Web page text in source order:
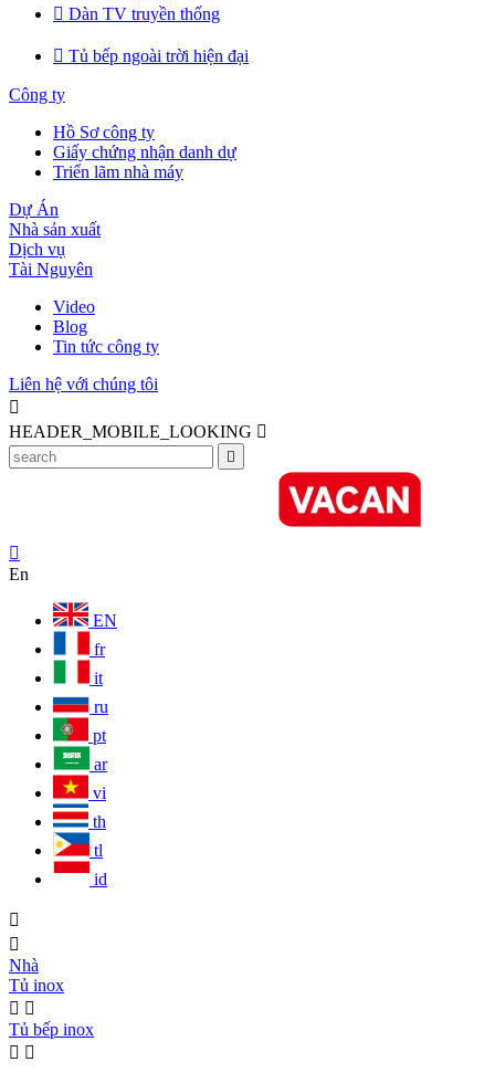
 Dàn TV truyền thống
 Tủ bếp ngoài trời hiện đại
Công ty
Hồ Sơ công ty
Giấy chứng nhận danh dự
Triển lãm nhà máy
Dự Án
Nhà sản xuất
Dịch vụ
Tài Nguyên
Video
Blog
Tin tức công ty
Liên hệ với chúng tôi

HEADER_MOBILE_LOOKING 


En
EN
fr
it
ru
pt
ar
vi
th
tl
id


Nhà
Tủ inox
 
Tủ bếp inox
 